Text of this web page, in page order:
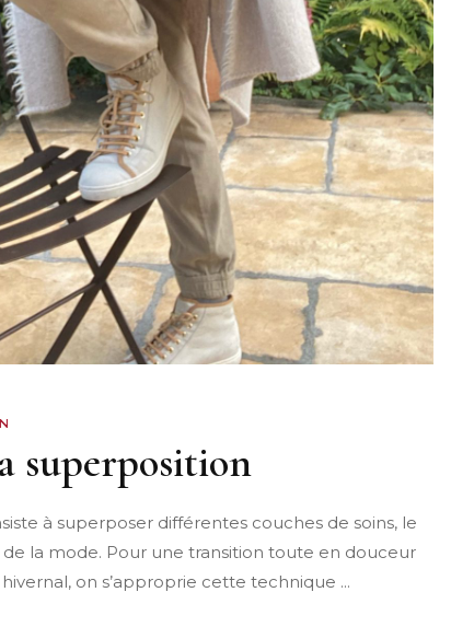
superposition
à superposer différentes couches de soins, le
de la mode. Pour une transition toute en douceur
on s’approprie cette technique